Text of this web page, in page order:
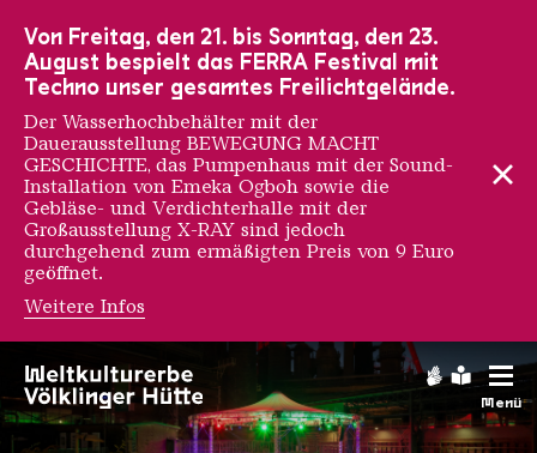
Menü
Saarländischen
Von Freitag, den 21. bis Sonntag, den 23.
August bespielt das FERRA Festival mit
Techno unser gesamtes Freilichtgelände.
Der Wasserhochbehälter mit der
Dauerausstellung BEWEGUNG MACHT
GESCHICHTE, das Pumpenhaus mit der Sound-
Installation von Emeka Ogboh sowie die
Gebläse- und Verdichterhalle mit der
Großausstellung X-RAY sind jedoch
durchgehend zum ermäßigten Preis von 9 Euro
geöffnet.
Weitere Infos